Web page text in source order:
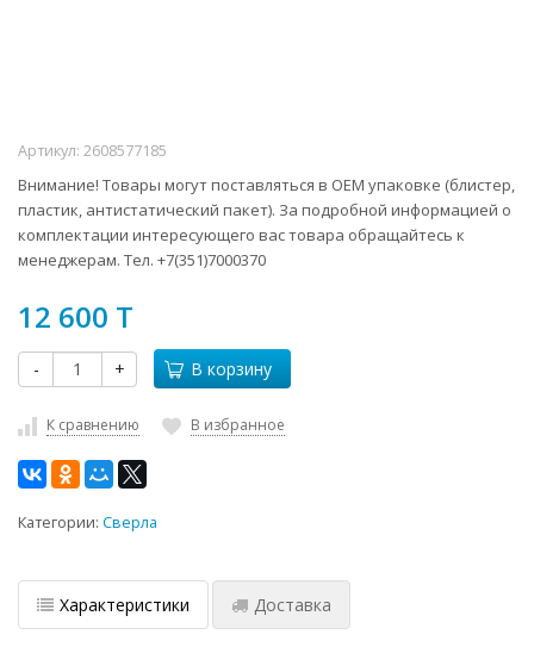
Артикул: 2608577185
Внимание! Товары могут поставляться в ОЕМ упаковке (блистер,
пластик, антистатический пакет). За подробной информацией о
комплектации интересующего вас товара обращайтесь к
менеджерам. Тел. +7(351)7000370
12 600 T
- + В корзину
К сравнению В избранное
Категории: Сверла
Характеристики Доставка